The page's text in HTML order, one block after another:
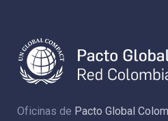
Oficinas de Pacto Global